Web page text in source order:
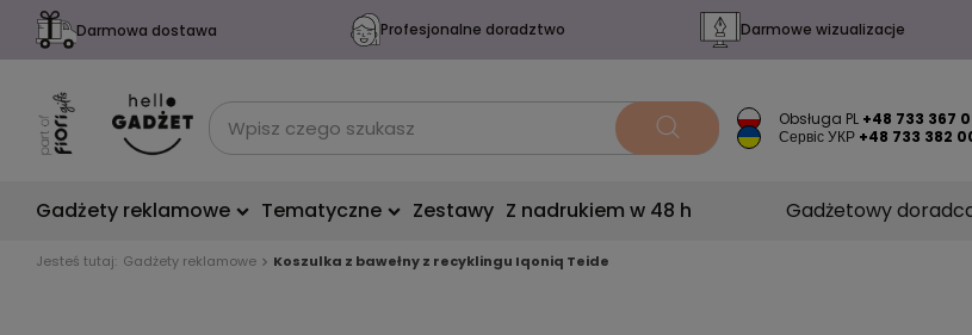
Darmowa dostawa Profesjonalne doradztwo Darmowe wizualizacje
Obsługa PL +48 733 367
Сервіс УКР +48 733 382
Gadżety reklamowe Tematyczne Zestawy Z nadrukiem w 48 h Gadżetowy
Jesteś tutaj: Gadżety reklamowe Koszulka z bawełny z recyklingu Iqoniq Teide